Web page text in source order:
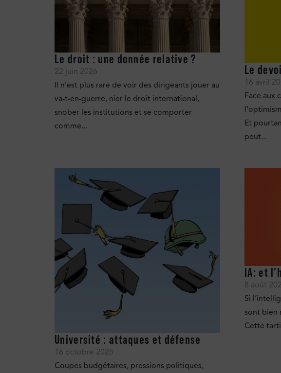
Le droit : une donnée relative ?
22 juin 2026
Il n’est plus rare de voir des dirigeants jouer au
va-t-en-guerre, nier le droit international,
snober les institutions et se comporter
comme...
Le
16 avril
Face aux
Et
peut...
Université : attaques et défense
16 octobre 2025
Coupes budgétaires, pressions politiques,
IA: et
8 août
Si
sont bien
Cette